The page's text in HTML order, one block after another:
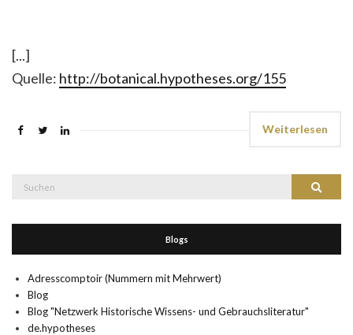
[...]
Quelle: http://botanical.hypotheses.org/155
Weiterlesen
Suchen
Blogs
Adresscomptoir (Nummern mit Mehrwert)
Blog
Blog "Netzwerk Historische Wissens- und Gebrauchsliteratur"
de.hypotheses